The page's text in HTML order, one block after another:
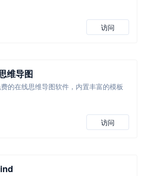
访问
维导图
的在线思维导图软件，内置丰富的模板
访问